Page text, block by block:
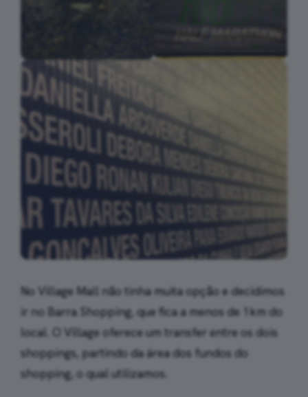
No Village Mall não tinha muita opção e decidimos
ir no Barra Shopping, que fica a menos de 1km do
local. O Village oferece um transfer entre os dois
shoppings, partindo da área dos fundos do
shopping, o qual utilizamos.